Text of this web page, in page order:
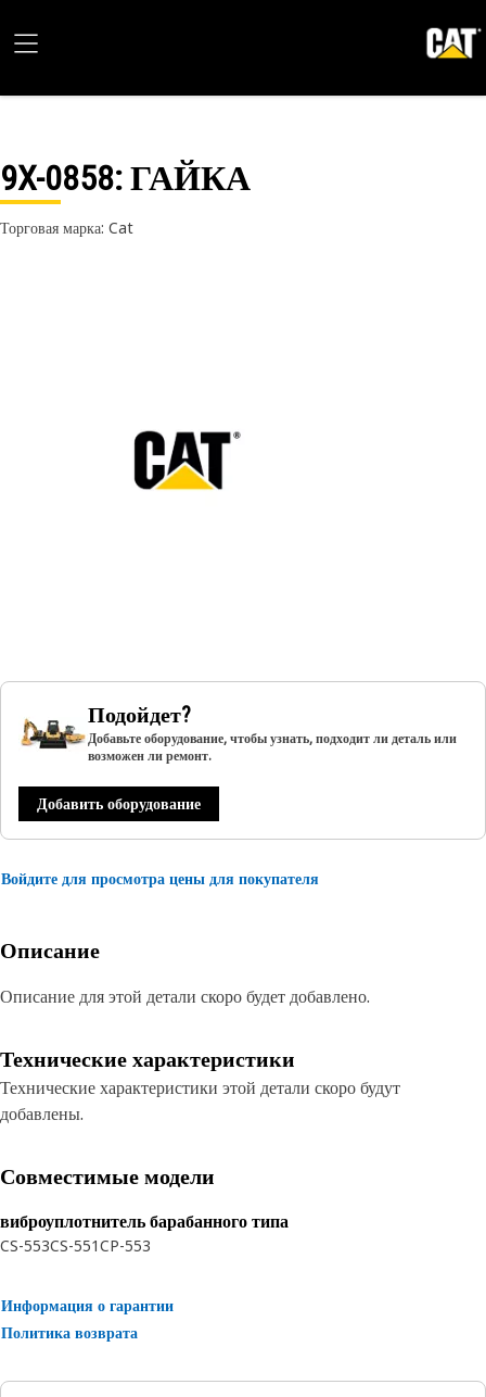
9X-0858: ГАЙКА
Торговая марка: Cat
Подойдет?
Добавьте оборудование, чтобы узнать, подходит ли деталь или
возможен ли ремонт.
Добавить оборудование
Войдите для просмотра цены для покупателя
Описание
Описание для этой детали скоро будет добавлено.
Технические характеристики
Технические характеристики этой детали скоро будут
добавлены.
Совместимые модели
виброуплотнитель барабанного типа
CS-553CS-551CP-553
Информация о гарантии
Политика возврата